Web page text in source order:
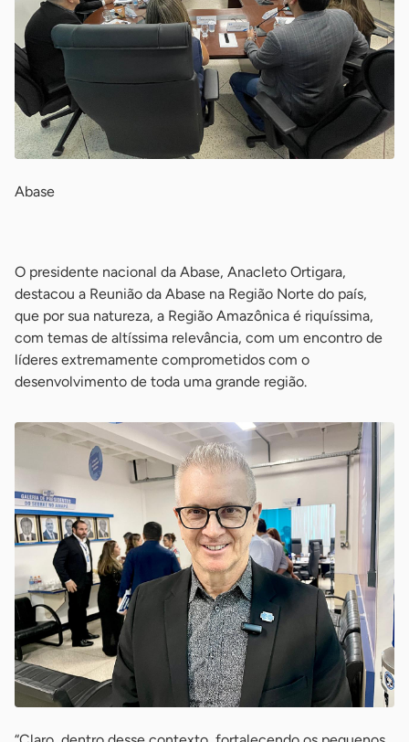
Abase
O presidente nacional da Abase, Anacleto Ortigara,
destacou a Reunião da Abase na Região Norte do país,
que por sua natureza, a Região Amazônica é riquíssima,
com temas de altíssima relevância, com um encontro de
líderes extremamente comprometidos com o
desenvolvimento de toda uma grande região.